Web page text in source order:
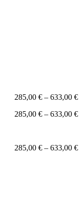
285,00 € – 633,00 €
285,00 € – 633,00 €
285,00 € – 633,00 €